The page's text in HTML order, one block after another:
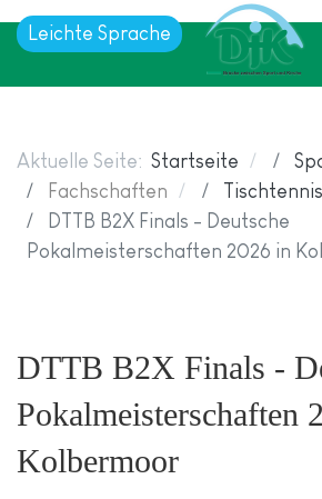
Leichte Sprache
Aktuelle Seite: Startseite
Fachschaften
Tischtennis
DTTB B2X Finals - Deutsche
Pokalmeisterschaften 2026 in
DTTB B2X Finals -
Pokalmeisterschaften
Kolbermoor